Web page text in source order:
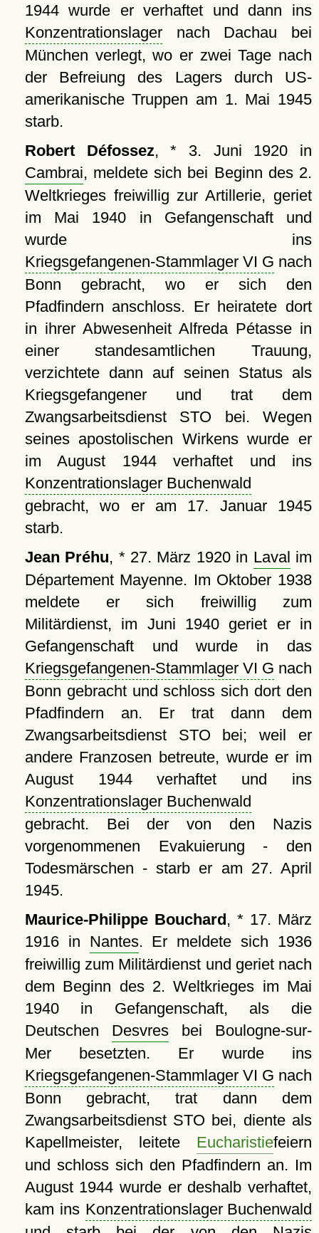
1944 wurde er verhaftet und dann ins
Konzentrationslagernach Dachau bei
München verlegt, wo er zwei Tage nach
der Befreiung des Lagers durch US-
amerikanische Truppen am 1. Mai 1945
starb.
Robert Défossez, * 3. Juni 1920 in
Cambrai, meldete sich bei Beginn des 2.
Weltkrieges freiwillig zur Artillerie, geriet
im Mai 1940 in Gefangenschaft und
wurde ins
Kriegsgefangenen-Stammlager VI G nach
Bonn gebracht, wo er sich den
Pfadfindern anschloss. Er heiratete dort
in ihrer Abwesenheit Alfreda Pétasse in
einer standesamtlichen Trauung,
verzichtete dann auf seinen Status als
Kriegsgefangener und trat dem
Zwangsarbeitsdienst STO bei. Wegen
seines apostolischen Wirkens wurde er
im August 1944 verhaftet und ins
Konzentrationslager Buchenwald
gebracht, wo er am 17. Januar 1945
starb.
Jean Préhu, * 27. März 1920 in Laval im
Département Mayenne. Im Oktober 1938
meldete er sich freiwillig zum
Militärdienst, im Juni 1940 geriet er in
Gefangenschaft und wurde in das
Kriegsgefangenen-Stammlager VI G nach
Bonn gebracht und schloss sich dort den
Pfadfindern an. Er trat dann dem
Zwangsarbeitsdienst STO bei; weil er
andere Franzosen betreute, wurde er im
August 1944 verhaftet und ins
Konzentrationslager Buchenwald
gebracht. Bei der von den Nazis
vorgenommenen Evakuierung - den
Todesmärschen - starb er am 27. April
1945.
Maurice-Philippe Bouchard, * 17. März
1916 in Nantes. Er meldete sich 1936
freiwillig zum Militärdienst und geriet nach
dem Beginn des 2. Weltkrieges im Mai
1940 in Gefangenschaft, als die
Deutschen Desvresbei Boulogne-sur-
Mer besetzten. Er wurde ins
Kriegsgefangenen-Stammlager VI G nach
Bonn gebracht, trat dann dem
Zwangsarbeitsdienst STO bei, diente als
Kapellmeister, leitete Eucharistiefeiern
und schloss sich den Pfadfindern an. Im
August 1944 wurde er deshalb verhaftet,
kam ins Konzentrationslager Buchenwald